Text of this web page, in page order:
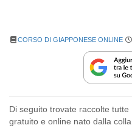
CORSO DI GIAPPONESE ONLINE
Di seguito trovate raccolte
gratuito e online nato dalla